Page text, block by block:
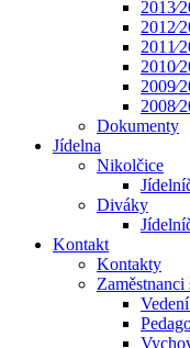
Dokumenty
Jídelna
Nikolčice
Diváky
Kontakt
Kontakty